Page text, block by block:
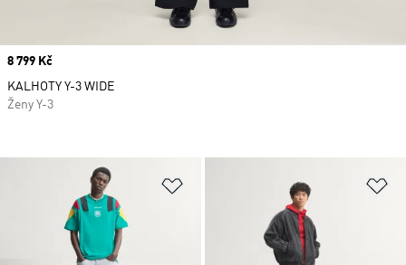
Přidat do seznamu přání
Price
8 799 Kč
KALHOTY Y-3 WIDE
Ženy Y-3